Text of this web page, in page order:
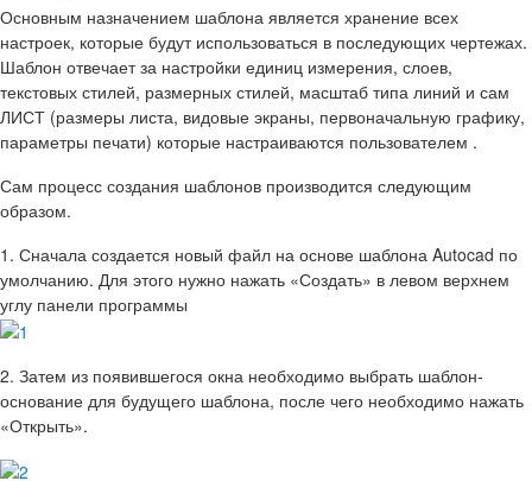
Основным назначением шаблона является хранение всех
настроек, которые будут использоваться в последующих чертежах.
Шаблон отвечает за настройки единиц измерения, слоев,
текстовых стилей, размерных стилей, масштаб типа линий и сам
ЛИСТ (размеры листа, видовые экраны, первоначальную графику,
параметры печати) которые настраиваются пользователем .
Сам процесс создания шаблонов производится следующим
образом.
1. Сначала создается новый файл на основе шаблона Autocad по
умолчанию. Для этого нужно нажать «Создать» в левом верхнем
углу панели программы
2. Затем из появившегося окна необходимо выбрать шаблон-
основание для будущего шаблона, после чего необходимо нажать
«Открыть».